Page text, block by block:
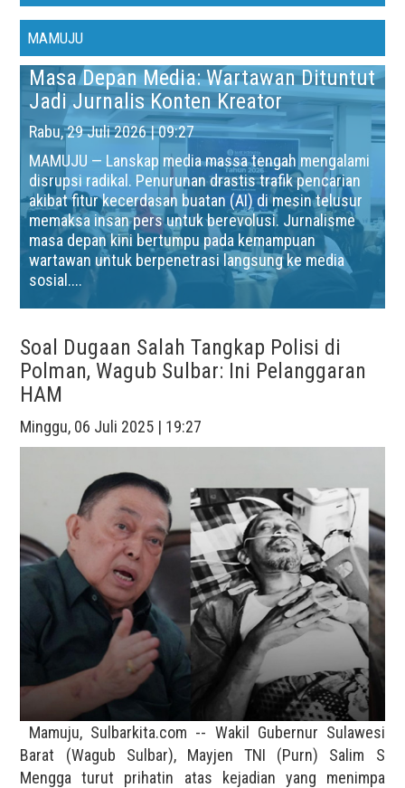
MAMUJU
Masa Depan Media: Wartawan Dituntut
Jadi Jurnalis Konten Kreator
Rabu, 29 Juli 2026 | 09:27
MAMUJU — Lanskap media massa tengah mengalami
disrupsi radikal. Penurunan drastis trafik pencarian
akibat fitur kecerdasan buatan (AI) di mesin telusur
memaksa insan pers untuk berevolusi. Jurnalisme
masa depan kini bertumpu pada kemampuan
wartawan untuk berpenetrasi langsung ke media
sosial....
Soal Dugaan Salah Tangkap Polisi di
Polman, Wagub Sulbar: Ini Pelanggaran
HAM
Minggu, 06 Juli 2025 | 19:27
Mamuju, Sulbarkita.com -- Wakil Gubernur Sulawesi
Barat (Wagub Sulbar), Mayjen TNI (Purn) Salim S
Mengga turut prihatin atas kejadian yang menimpa